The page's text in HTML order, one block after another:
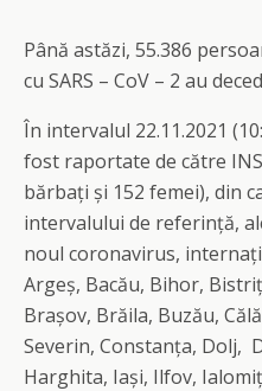
Până astăzi, 55.386
cu SARS – CoV – 2 au
În intervalul 22.11.2021
fost raportate de către
bărbați și 152 femei), din
intervalului de referință,
noul coronavirus,
Argeș, Bacău, Bihor,
Brașov, Brăila, Buzău,
Severin, Constanța, Dolj,
Harghita, Iași, Ilfov,